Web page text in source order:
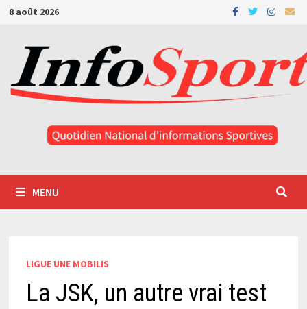
Passer
contenu
8 août 2026
MENU
LIGUE UNE MOBILIS
La JSK, un autre vrai test